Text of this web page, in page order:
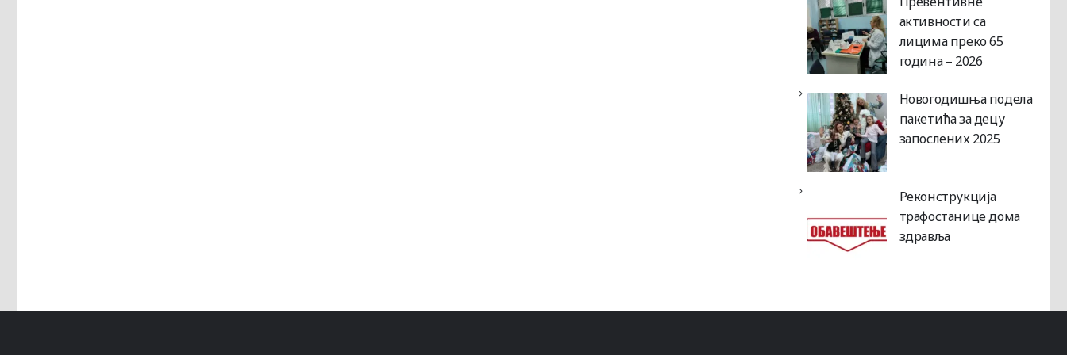
активности са
лицима преко 65
година – 2026
Новогодишња подела
пакетића за децу
запослених 2025
Реконструкција
трафостанице дома
здравља